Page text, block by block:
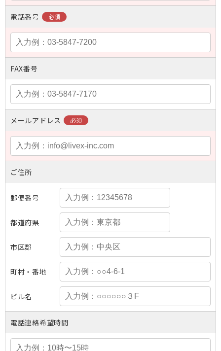
電話番号
FAX番号
メールアドレス
ご住所
郵便番号
都道府県
市区郡
町村・番地
ビル名
電話連絡希望時間